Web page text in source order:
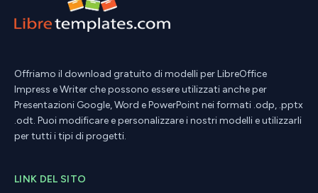
Offriamo il download gratuito di modelli per LibreOffice
Impress e Writer che possono essere utilizzati anche per
Presentazioni Google, Word e PowerPoint nei formati .odp, .pptx
.odt. Puoi modificare e personalizzare i nostri modelli e utilizzarli
per tutti i tipi di progetti.
LINK DEL SITO